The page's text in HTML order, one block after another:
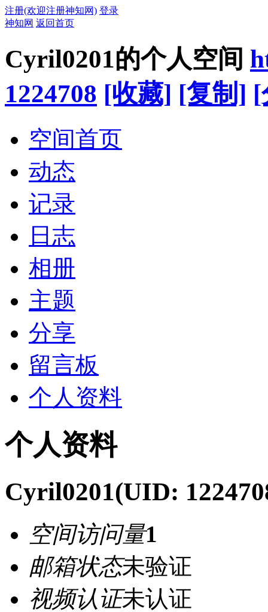
注册(欢迎注册神知网) 登录
神知网 返回首页
Cyril0201的个人空间
1224708 [收藏] [复制] [
空间首页
动态
记录
日志
相册
主题
分享
留言板
个人资料
个人资料
Cyril0201(UID:
空间访问量1
邮箱状态未验证
视频认证未认证